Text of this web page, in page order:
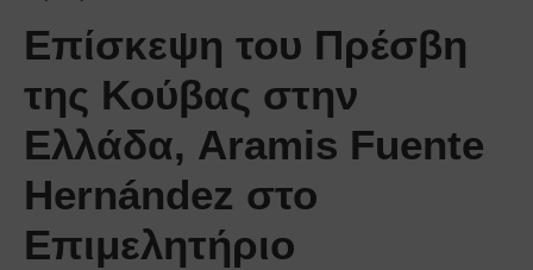
Ενημέρωση
Επικοινωνία
Επίσκεψη του Πρέσβη
της Κούβας στην
Ελλάδα, Aramis Fuente
Hernández στο
Επιμελητήριο